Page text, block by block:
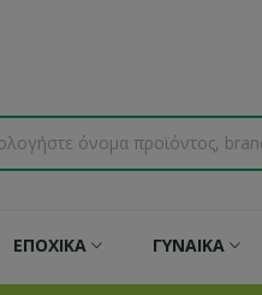
ΕΠΟΧΙΚΑ ΓΥΝΑΙΚΑ